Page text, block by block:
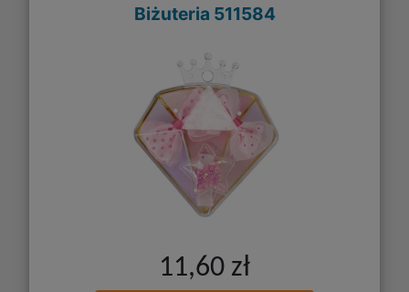
Biżuteria 511584
11,60 zł